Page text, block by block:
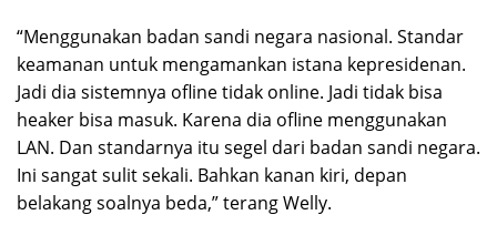
“Menggunakan badan sandi negara nasional. Standar
keamanan untuk mengamankan istana kepresidenan.
Jadi dia sistemnya ofline tidak online. Jadi tidak bisa
heaker bisa masuk. Karena dia ofline menggunakan
LAN. Dan standarnya itu segel dari badan sandi negara.
Ini sangat sulit sekali. Bahkan kanan kiri, depan
belakang soalnya beda,” terang Welly.